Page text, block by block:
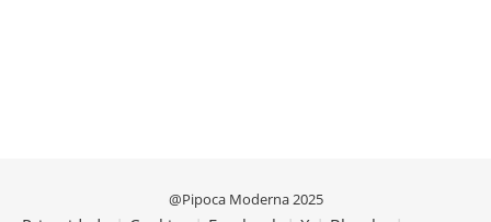
@Pipoca Moderna 2025